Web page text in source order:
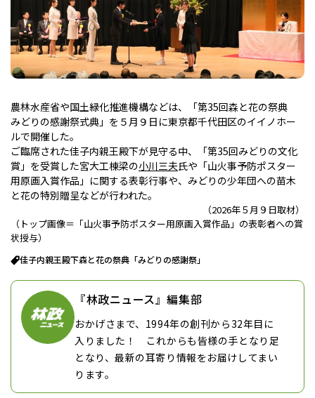
農林水産省や国土緑化推進機構などは、「第35回森と花の祭典
みどりの感謝祭式典」を５月９日に東京都千代田区のイイノホー
ルで開催した。
ご臨席された佳子内親王殿下が見守る中、「第35回みどりの文化
賞」を受賞した宮大工棟梁の小川三夫氏や「山火事予防ポスター
用原画入賞作品」に関する表彰行事や、みどりの少年団への苗木
と花の特別贈呈などが行われた。
（2026年５月９日取材）
（トップ画像＝「山火事予防ポスター用原画入賞作品」の表彰者への賞
状授与）
佳子内親王殿下森と花の祭典「みどりの感謝祭」
『林政ニュース』編集部
おかげさまで、1994年の創刊から32年目に
入りました！ これからも皆様の手となり足
となり、最新の耳寄り情報をお届けしてまい
ります。